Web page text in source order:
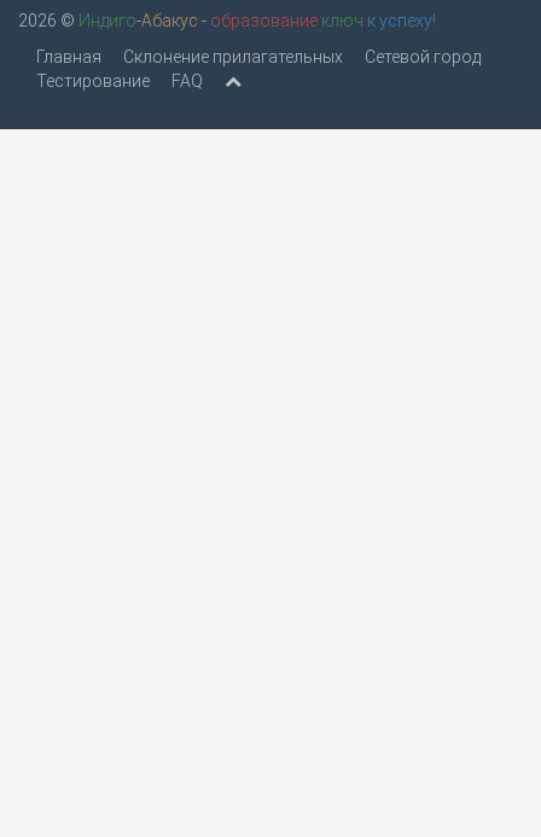
2026 © Индиго-Абакус - образование ключ к успеху!
Главная
Склонение прилагательных
Сетевой город
Тестирование
FAQ